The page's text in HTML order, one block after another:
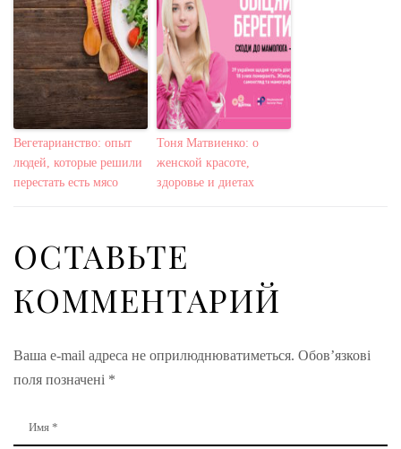
Вегетарианство: опыт
людей, которые решили
перестать есть мясо
Тоня Матвиенко: о
женской красоте,
здоровье и диетах
ОСТАВЬТЕ
КОММЕНТАРИЙ
Ваша e-mail адреса не оприлюднюватиметься. Обов’язкові
поля позначені *